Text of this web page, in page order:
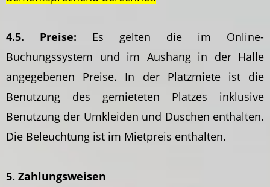
4.5. Preise: Es gelten die im Online-
Buchungssystem und im Aushang in der Halle
angegebenen Preise. In der Platzmiete ist die
Benutzung des gemieteten Platzes inklusive
Benutzung der Umkleiden und Duschen enthalten.
Die Beleuchtung ist im Mietpreis enthalten.
5. Zahlungsweisen